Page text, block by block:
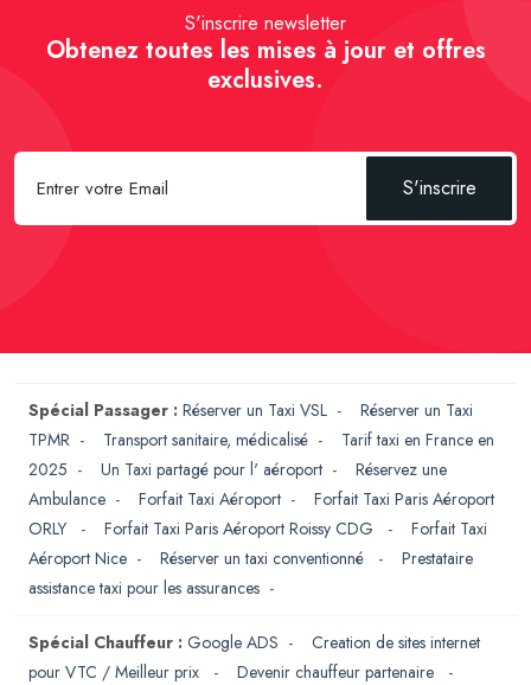
S'inscrire newsletter
Obtenez toutes les mises à jour et offres
exclusives.
S'inscrire
Spécial Passager : Réserver un Taxi VSL - Réserver un Taxi
TPMR - Transport sanitaire, médicalisé - Tarif taxi en France en
2025 - Un Taxi partagé pour l' aéroport - Réservez une
Ambulance - Forfait Taxi Aéroport - Forfait Taxi Paris Aéroport
ORLY
- Forfait Taxi Paris Aéroport Roissy CDG - Forfait Taxi
Aéroport Nice - Réserver un taxi conventionné - Prestataire
assistance taxi pour les assurances -
Spécial Chauffeur : Google ADS - Creation de sites internet
pour VTC / Meilleur prix
- Devenir chauffeur partenaire
-